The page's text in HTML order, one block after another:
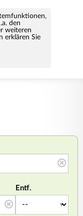
den
weiteren
erklären Sie
Entf.